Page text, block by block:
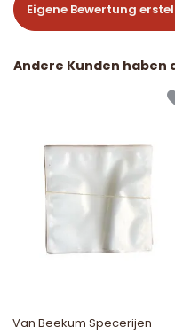
Eigene Bewertung
Andere Kunden haben
Van Beekum Specerijen